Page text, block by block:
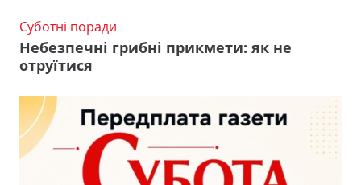
Суботні поради
Небезпечні грибні прикмети: як не
отруїтися